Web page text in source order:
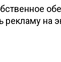
рекламу на